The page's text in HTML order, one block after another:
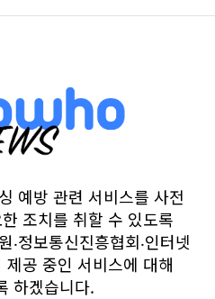
예방 관련 서비스를 사전
조치를 취할 수 있도록
‧정보통신진흥협회‧인터넷
공 중인 서비스에 대해
하겠습니다.